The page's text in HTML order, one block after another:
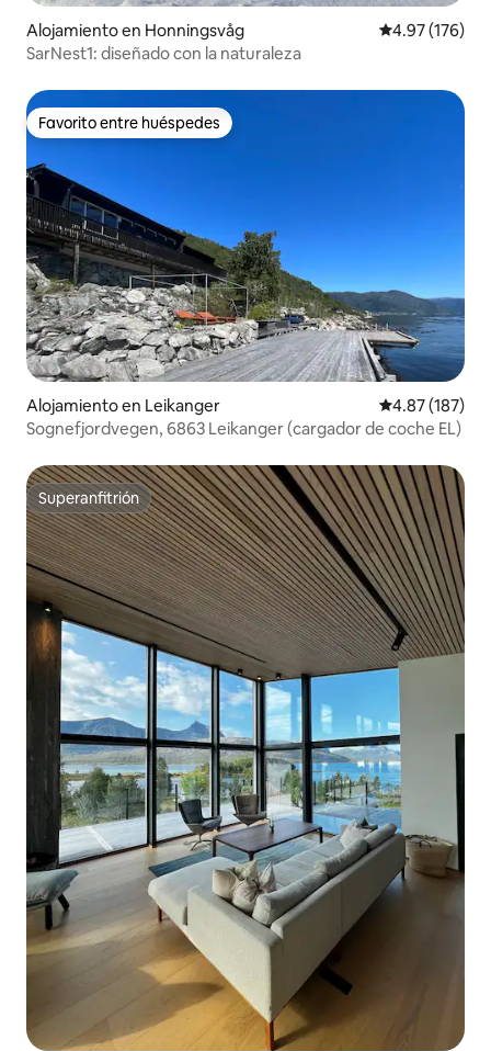
Alojamiento en Honningsvåg Calificación
4.97 (176)
SarNest1: diseñado con la naturaleza
Favorito entre huéspedes
Favorito entre huéspedes
Alojamiento en Leikanger Calificación
4.87 (187)
Sognefjordvegen, 6863 Leikanger (cargador de coche EL)
Superanfitrión
Superanfitrión